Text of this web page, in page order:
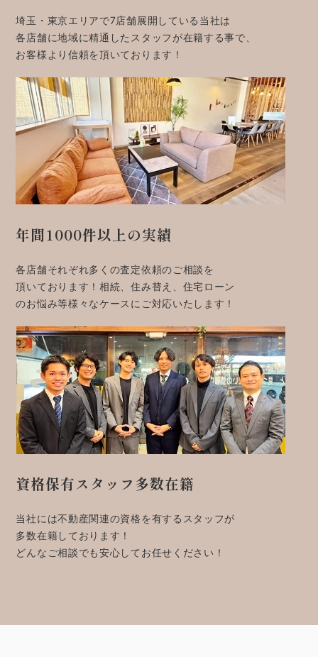
埼玉・東京エリアで7店舗展開している当社は
各店舗に地域に精通したスタッフが在籍する事で、
お客様より信頼を頂いております！
年間1000件以上の実績
各店舗それぞれ多くの査定依頼のご相談を
頂いております！相続、住み替え、住宅ローン
のお悩み等様々なケースにご対応いたします！
資格保有スタッフ多数在籍
当社には不動産関連の資格を有するスタッフが
多数在籍しております！
どんなご相談でも安心してお任せください！